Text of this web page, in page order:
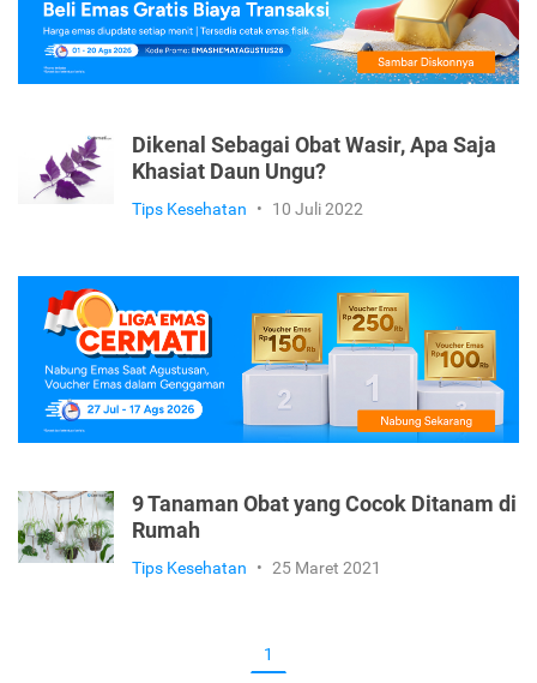
Dikenal Sebagai Obat Wasir, Apa Saja
Khasiat Daun Ungu?
Tips Kesehatan • 10 Juli 2022
9 Tanaman Obat yang Cocok Ditanam di
Rumah
Tips Kesehatan • 25 Maret 2021
1